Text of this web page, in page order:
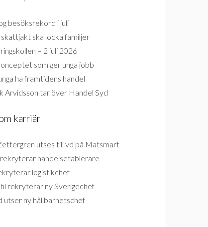
besöksrekord i juli
skattjakt ska locka familjer
– 2 juli 2026
som ger unga jobb
ha framtidens handel
Arvidsson tar över Handel Syd
karriär
utses till vd på Matsmart
handelsetablerare
logistikchef
rekryterar ny Sverigechef
utser ny hållbarhetschef